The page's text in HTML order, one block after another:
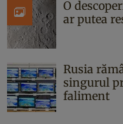
O
ar putea
Rusia
singurul
faliment